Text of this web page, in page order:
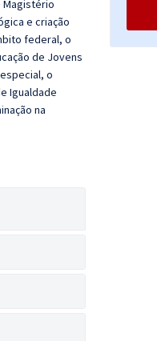
Magistério
e criação
federal, o
de Jovens
o
Igualdade
na